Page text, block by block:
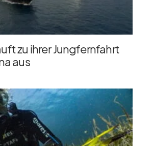
zu ihrer Jungfernfahrt
aus